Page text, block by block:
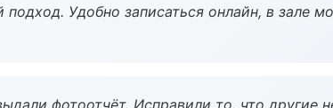
Удобно записаться онлайн, в зале
фотоотчёт. Исправили то, что другие